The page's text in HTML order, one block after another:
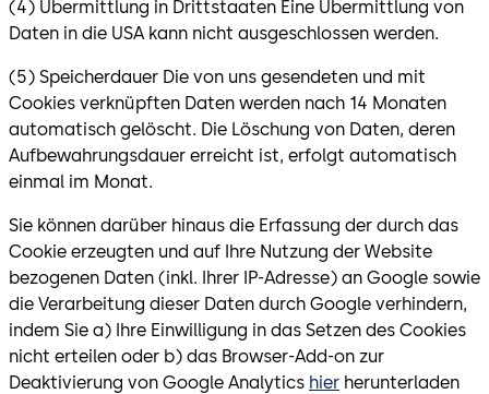
(4) Übermittlung in Drittstaaten Eine Übermittlung von
Daten in die USA kann nicht ausgeschlossen werden.
(5) Speicherdauer Die von uns gesendeten und mit
Cookies verknüpften Daten werden nach 14 Monaten
automatisch gelöscht. Die Löschung von Daten, deren
Aufbewahrungsdauer erreicht ist, erfolgt automatisch
einmal im Monat.
Sie können darüber hinaus die Erfassung der durch das
Cookie erzeugten und auf Ihre Nutzung der Website
bezogenen Daten (inkl. Ihrer IP-Adresse) an Google sowie
die Verarbeitung dieser Daten durch Google verhindern,
indem Sie a) Ihre Einwilligung in das Setzen des Cookies
nicht erteilen oder b) das Browser-Add-on zur
Deaktivierung von Google Analytics hier herunterladen